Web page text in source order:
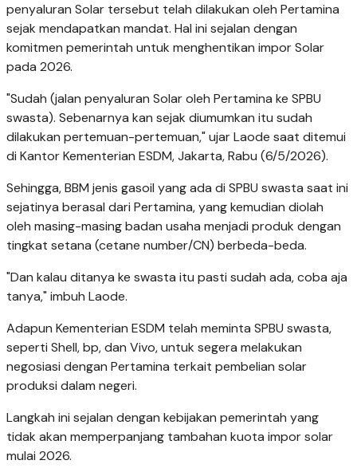
penyaluran Solar tersebut telah dilakukan oleh Pertamina
sejak mendapatkan mandat. Hal ini sejalan dengan
komitmen pemerintah untuk menghentikan impor Solar
pada 2026.
"Sudah (jalan penyaluran Solar oleh Pertamina ke SPBU
swasta). Sebenarnya kan sejak diumumkan itu sudah
dilakukan pertemuan-pertemuan," ujar Laode saat ditemui
di Kantor Kementerian ESDM, Jakarta, Rabu (6/5/2026).
Sehingga, BBM jenis gasoil yang ada di SPBU swasta saat ini
sejatinya berasal dari Pertamina, yang kemudian diolah
oleh masing-masing badan usaha menjadi produk dengan
tingkat setana (cetane number/CN) berbeda-beda.
"Dan kalau ditanya ke swasta itu pasti sudah ada, coba aja
tanya," imbuh Laode.
Adapun Kementerian ESDM telah meminta SPBU swasta,
seperti Shell, bp, dan Vivo, untuk segera melakukan
negosiasi dengan Pertamina terkait pembelian solar
produksi dalam negeri.
Langkah ini sejalan dengan kebijakan pemerintah yang
tidak akan memperpanjang tambahan kuota impor solar
mulai 2026.